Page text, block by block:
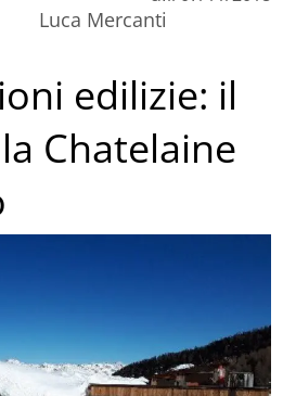
Luca Mercanti
edilizie: il
Chatelaine